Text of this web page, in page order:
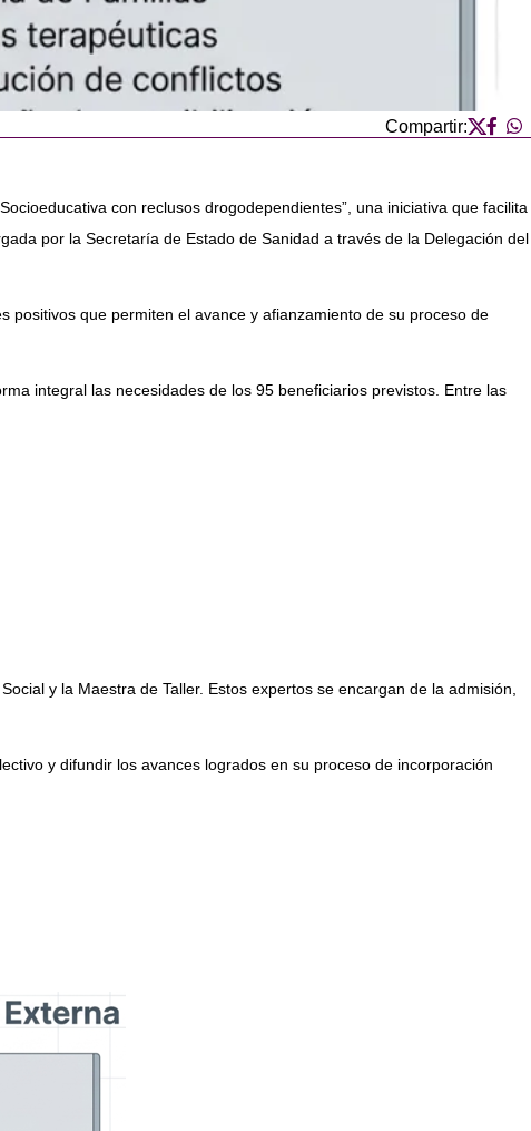
Compartir:
con reclusos drogodependientes”, una iniciativa que facilita
por la Secretaría de Estado de Sanidad a través de la Delegación del
positivos que permiten el avance y afianzamiento de su proceso de
integral las necesidades de los 95 beneficiarios previstos. Entre las
y la Maestra de Taller. Estos expertos se encargan de la admisión,
y difundir los avances logrados en su proceso de incorporación